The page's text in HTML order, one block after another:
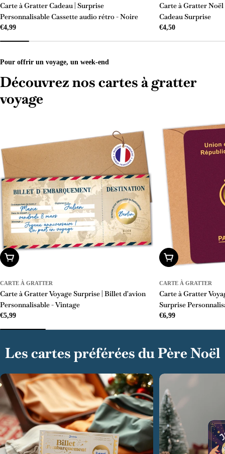
Carte à Gratter Cadeau | Surprise
Personnalisable Cassette audio rétro - Noire
Prix
€4,99
Carte à Gratter
Cadeau Surprise
Prix
€4,50
Pour offrir un voyage, un week-end
Découvrez nos cartes à gratter
voyage
Ajouter Au Panier
CARTE À GRATTER
Carte à Gratter Voyage Surprise | Billet d'avion
Personnalisable - Vintage
Prix
€5,99
Ajouter Au Panier
CARTE À GRATTER
Carte à Gratter
Surprise
Prix
€6,99
Les cartes préférées du Père Noël